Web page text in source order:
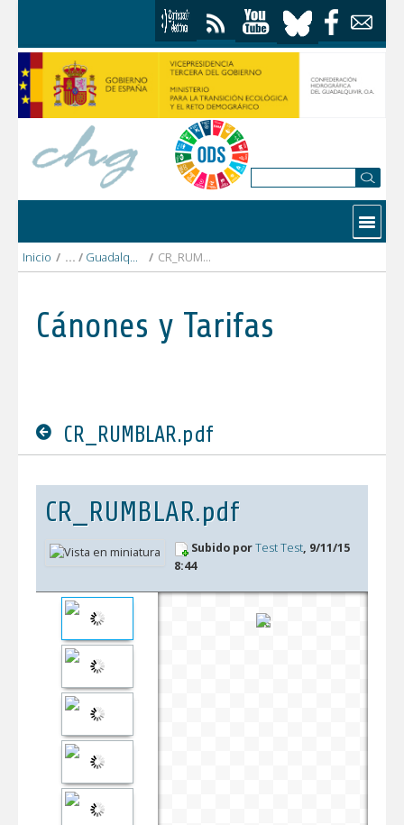
Contactar
Inicio / Guadalquivir alto / CR_RUMBLAR.pdf
Cánones y Tarifas
CR_RUMBLAR.pdf
CR_RUMBLAR.pdf
Subido porTest Test, 9/11/15
8:44